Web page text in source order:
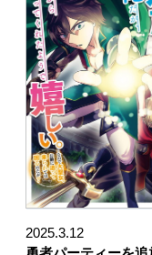
2025.3.12